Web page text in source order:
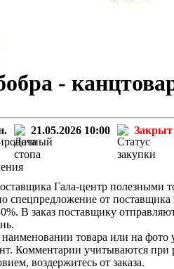
-
21.05.2026 10:00 Закрыт
Гала-центр полезными
спецпредложение от
В заказ поставщику
товара или на фото
Комментарии учитываются при
воздержитесь от заказа.